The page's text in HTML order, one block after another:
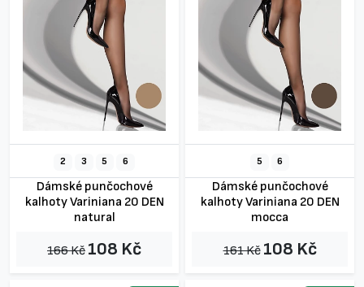
2 3 5 6
Dámské punčochové
kalhoty Variniana 20 DEN
natural
166 Kč 108 Kč
5 6
Dámské punčochové
kalhoty Variniana 20 DEN
mocca
161 Kč 108 Kč